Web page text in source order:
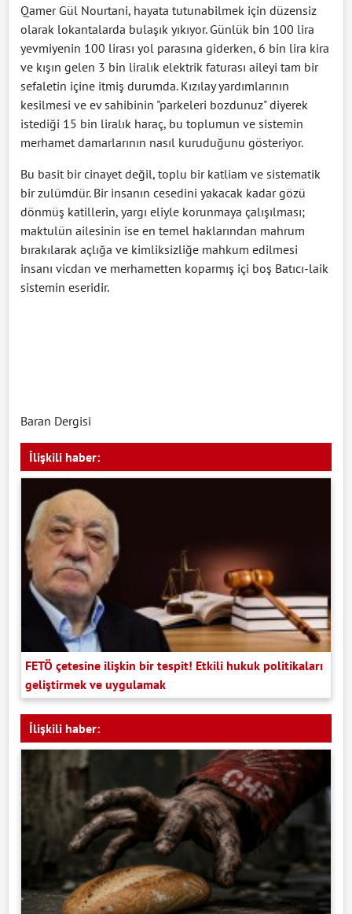
Qamer Gül Nourtani, hayata tutunabilmek için düzensiz
olarak lokantalarda bulaşık yıkıyor. Günlük bin 100 lira
yevmiyenin 100 lirası yol parasına giderken, 6 bin lira kira
ve kışın gelen 3 bin liralık elektrik faturası aileyi tam bir
sefaletin içine itmiş durumda. Kızılay yardımlarının
kesilmesi ve ev sahibinin "parkeleri bozdunuz" diyerek
istediği 15 bin liralık haraç, bu toplumun ve sistemin
merhamet damarlarının nasıl kuruduğunu gösteriyor.
Bu basit bir cinayet değil, toplu bir katliam ve sistematik
bir zulümdür. Bir insanın cesedini yakacak kadar gözü
dönmüş katillerin, yargı eliyle korunmaya çalışılması;
maktulün ailesinin ise en temel haklarından mahrum
bırakılarak açlığa ve kimliksizliğe mahkum edilmesi
insanı vicdan ve merhametten koparmış içi boş Batıcı-laik
sistemin eseridir.
Baran Dergisi
İlişkili haber:
FETÖ çetesine ilişkin bir tespit! Etkili hukuk politikaları
geliştirmek ve uygulamak
İlişkili haber: